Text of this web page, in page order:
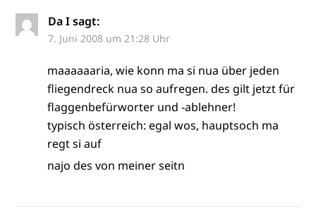
Da I sagt:
7. Juni 2008 um 21:28 Uhr
maaaaaaria, wie konn ma si nua über jeden
fliegendreck nua so aufregen. des gilt jetzt für
flaggenbefürworter und -ablehner!
typisch österreich: egal wos, hauptsoch ma
regt si auf
najo des von meiner seitn